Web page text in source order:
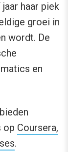
haar piek
groei in
wordt. De
en
op Coursera,
.